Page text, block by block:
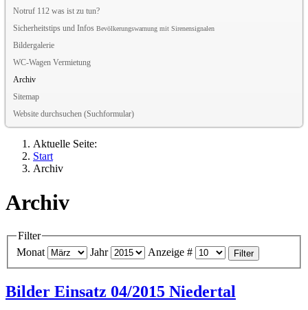
Notruf 112 was ist zu tun?
Sicherheitstips und Infos Bevölkerungswarnung mit Sirenensignalen
Bildergalerie
WC-Wagen Vermietung
Archiv
Sitemap
Website durchsuchen (Suchformular)
Aktuelle Seite:
Start
Archiv
Archiv
Filter
Monat
Jahr Anzeige # Filter
Bilder Einsatz 04/2015 Niedertal